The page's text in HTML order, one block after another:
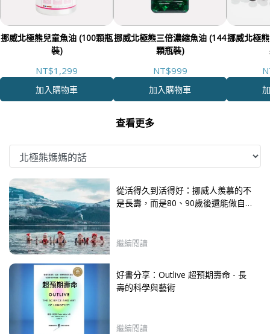
挪威北極熊兒童魚油 (100顆瓶
裝)
NT$1,299
加入購物車
挪威北極熊三倍濃縮魚油 (144
顆瓶裝)
NT$999
加入購物車
挪威北極
查看更多
從活得久到活得好：挪威人羨慕的不
是長壽，而是80、90歲後還能做自
繼續閱讀
好書分享：Outlive 超預期壽命 - 長
壽的科學與藝術
繼續閱讀